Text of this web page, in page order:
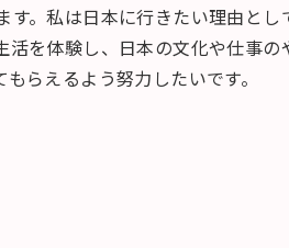
。私は日本に行きたい理由と
を体験し、日本の文化や仕事
らえるよう努力したいです。